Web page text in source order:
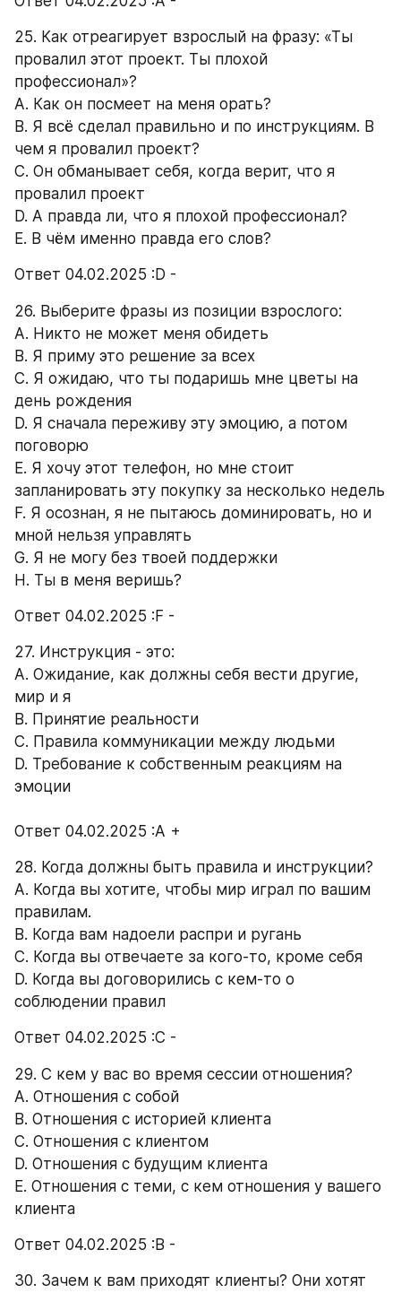
25. Как отреагирует взрослый на фразу: «Ты
провалил этот проект. Ты плохой
профессионал»?
А. Как он посмеет на меня орать?
B. Я всё сделал правильно и по инструкциям. В
чем я провалил проект?
C. Он обманывает себя, когда верит, что я
провалил проект
D. А правда ли, что я плохой профессионал?
E. В чём именно правда его слов?
Ответ 04.02.2025 :D -
26. Выберите фразы из позиции взрослого:
А. Никто не может меня обидеть
B. Я приму это решение за всех
C. Я ожидаю, что ты подаришь мне цветы на
день рождения
D. Я сначала переживу эту эмоцию, а потом
поговорю
E. Я хочу этот телефон, но мне стоит
F. Я осознан, я не пытаюсь доминировать, но и
мной нельзя управлять
G. Я не могу без твоей поддержки
H. Ты в меня веришь?
Ответ 04.02.2025 :F -
27. Инструкция - это:
А. Ожидание, как должны себя вести другие,
мир и я
B. Принятие реальности
C. Правила коммуникации между людьми
D. Требование к собственным реакциям на
эмоции
Ответ 04.02.2025 :А +
28. Когда должны быть правила и инструкции?
A. Когда вы хотите, чтобы мир играл по вашим
правилам.
B. Когда вам надоели распри и ругань
C. Когда вы отвечаете за кого-то, кроме себя
D. Когда вы договорились с кем-то о
соблюдении правил
Ответ 04.02.2025 :С -
29. С кем у вас во время сессии отношения?
А. Отношения с собой
B. Отношения с историей клиента
C. Отношения с клиентом
D. Отношения с будущим клиента
E. Отношения с теми, с кем отношения у вашего
клиента
Ответ 04.02.2025 :В -
30. Зачем к вам приходят клиенты? Они хотят